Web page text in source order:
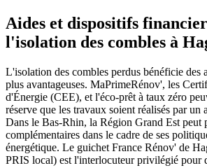
Aides et dispositifs
l'isolation des combles à
L'isolation des combles perdus bénéficie des
plus avantageuses. MaPrimeRénov', les
d'Énergie (CEE), et l'éco-prêt à taux zéro
réserve que les travaux soient réalisés par un
Dans le Bas-Rhin, la Région Grand Est peut
complémentaires dans le cadre de ses
énergétique. Le guichet France Rénov' de
PRIS local) est l'interlocuteur privilégié pour